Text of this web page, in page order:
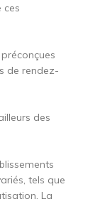
ces
de rendez-
des
tels que
La